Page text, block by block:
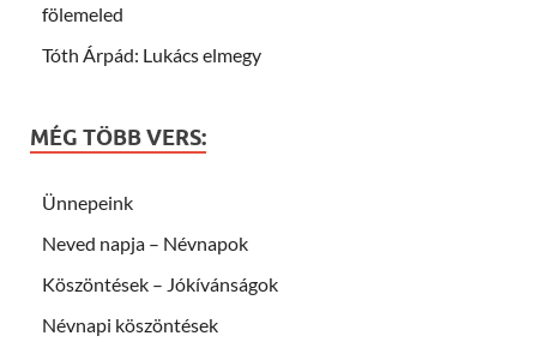
fölemeled
Tóth Árpád: Lukács elmegy
MÉG TÖBB VERS:
Ünnepeink
Neved napja – Névnapok
Köszöntések – Jókívánságok
Névnapi köszöntések